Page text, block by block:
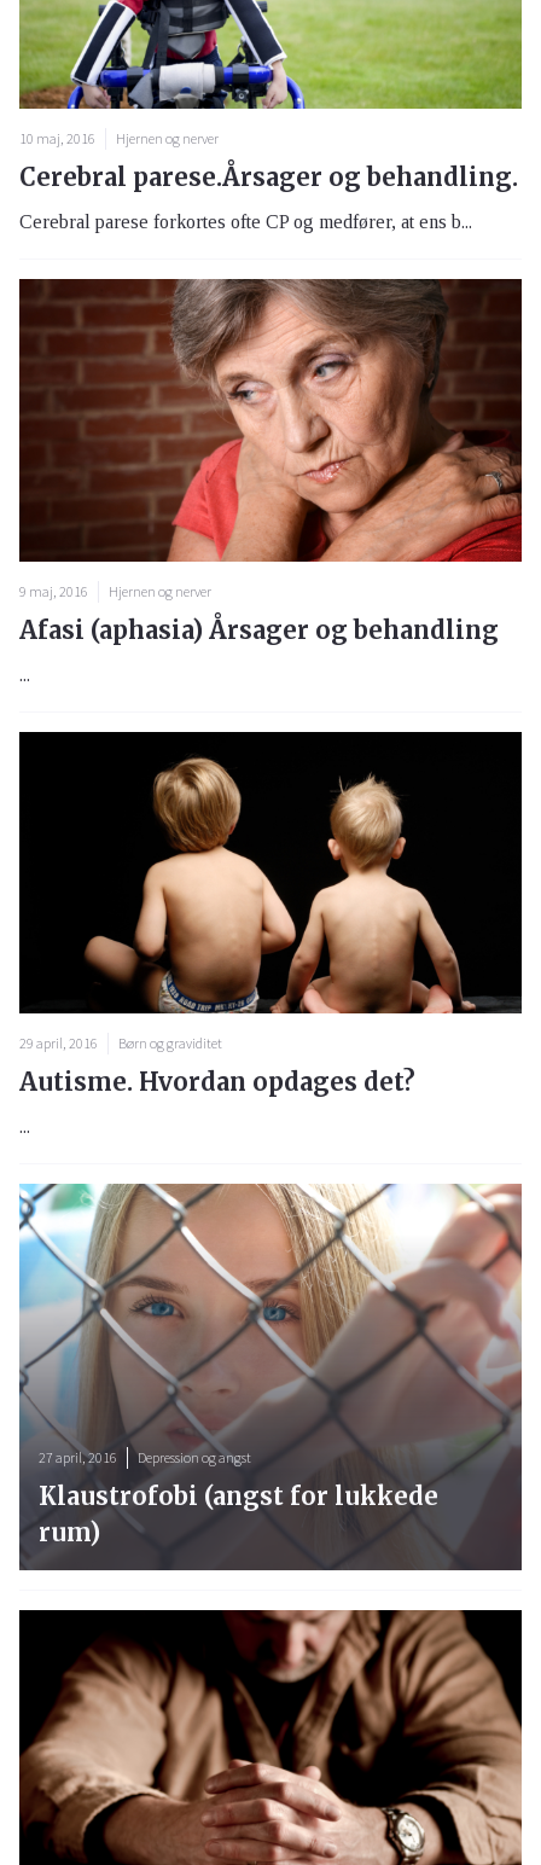
10 maj, 2016 Hjernen og nerver
Cerebral parese.Årsager og behandling.
Cerebral parese forkortes ofte CP og medfører, at ens b...
9 maj, 2016 Hjernen og nerver
Afasi (aphasia) Årsager og behandling
...
29 april, 2016 Børn og graviditet
Autisme. Hvordan opdages det?
...
27 april, 2016 Depression og angst
Klaustrofobi (angst for lukkede
rum)